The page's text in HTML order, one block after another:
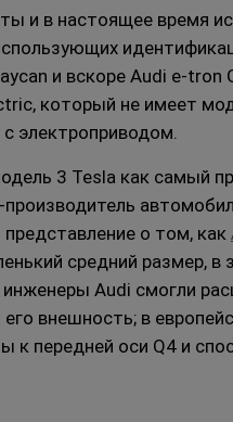
и в настоящее время
и вскоре Audi e-tron
который не имеет
электроприводом.
3 Tesla как самый
о том, как
средний размер, в
инженеры Audi смогли
внешность; в
к передней оси Q4 и